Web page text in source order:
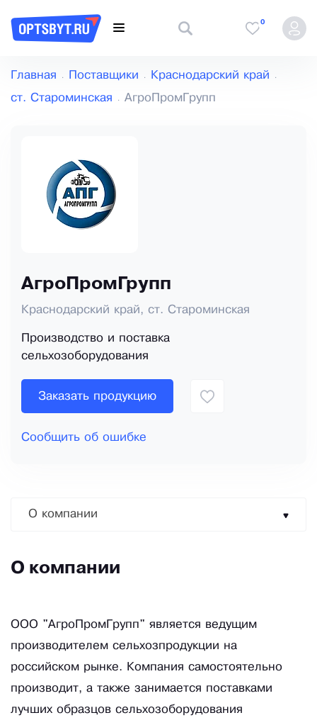
0
Главная Поставщики Краснодарский край
ст. Староминская АгроПромГрупп
АгроПромГрупп
Краснодарский край, ст. Староминская
Производство и поставка
сельхозоборудования
Заказать продукцию
Сообщить об ошибке
О компании
О компании
ООО "АгроПромГрупп" является ведущим
производителем сельхозпродукции на
российском рынке. Компания самостоятельно
производит, а также занимается поставками
лучших образцов сельхозоборудования